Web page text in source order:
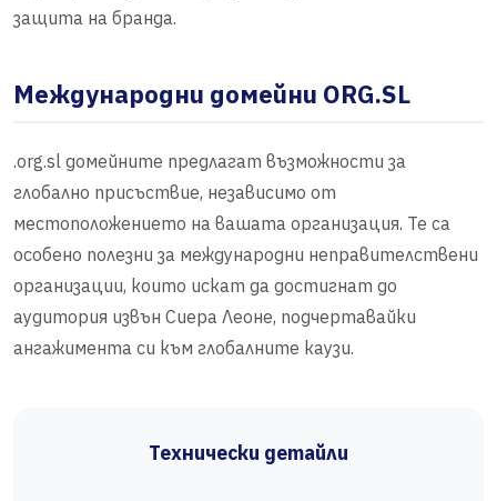
защита на бранда.
Международни домейни ORG.SL
.org.sl домейните предлагат възможности за
глобално присъствие, независимо от
местоположението на вашата организация. Те са
особено полезни за международни неправителствени
организации, които искат да достигнат до
аудитория извън Сиера Леоне, подчертавайки
ангажимента си към глобалните каузи.
Технически детайли